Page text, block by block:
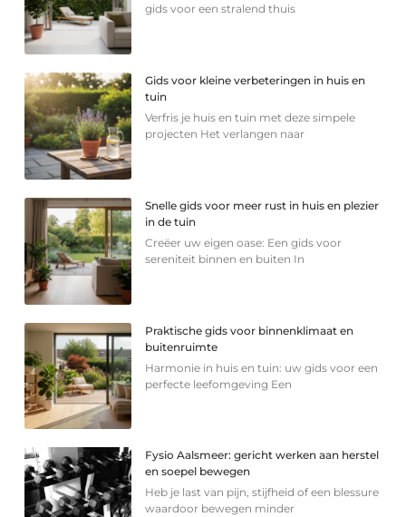
gids voor een stralend thuis
Gids voor kleine verbeteringen in huis en
tuin
Verfris je huis en tuin met deze simpele
projecten Het verlangen naar
Snelle gids voor meer rust in huis en plezier
in de tuin
Creëer uw eigen oase: Een gids voor
sereniteit binnen en buiten In
Praktische gids voor binnenklimaat en
buitenruimte
Harmonie in huis en tuin: uw gids voor een
perfecte leefomgeving Een
Fysio Aalsmeer: gericht werken aan herstel
en soepel bewegen
Heb je last van pijn, stijfheid of een blessure
waardoor bewegen minder